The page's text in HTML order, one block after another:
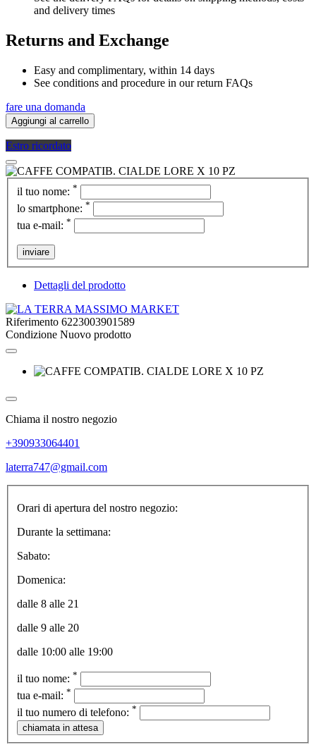
and delivery times
Returns and Exchange
Easy and complimentary, within 14 days
See conditions and procedure in our return FAQs
fare una domanda
Aggiungi al carrello
Estro ricordato
il tuo nome: *
lo smartphone: *
tua e-mail: *
inviare
Dettagli del prodotto
Riferimento 6223003901589
Condizione Nuovo prodotto
Chiama il nostro negozio
+390933064401
laterra747@gmail.com
Orari di apertura del nostro negozio:
Durante la settimana:
Sabato:
Domenica:
dalle 8 alle 21
dalle 9 alle 20
dalle 10:00 alle 19:00
il tuo nome: *
tua e-mail: *
il tuo numero di telefono: *